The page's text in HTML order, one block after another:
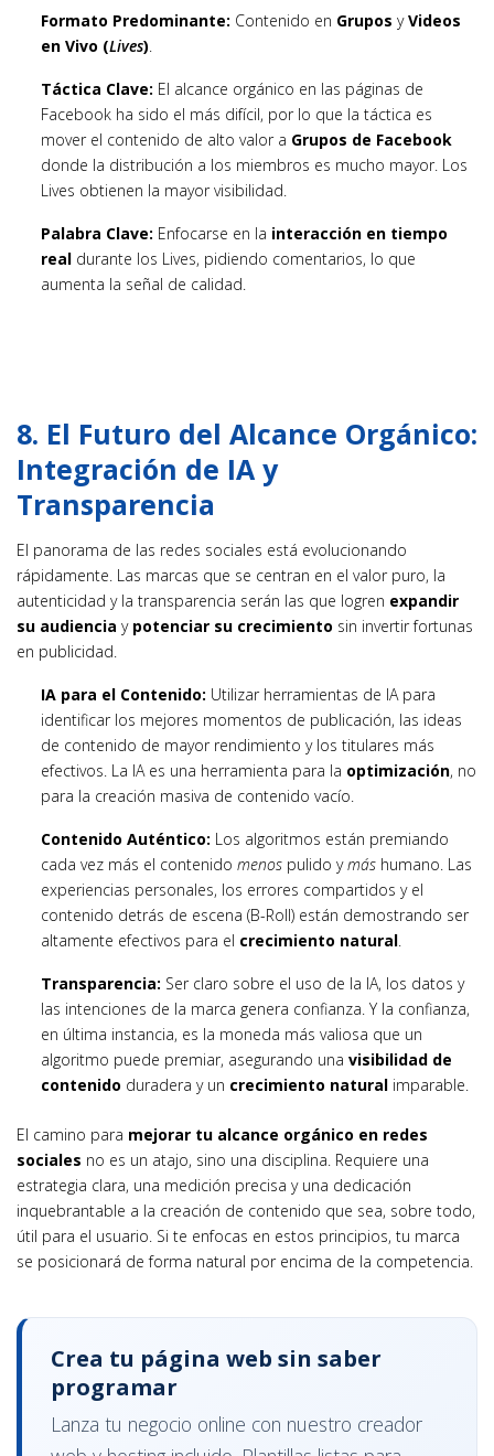
Formato Predominante: Contenido en Grupos yVideos
en Vivo (Lives).
Táctica Clave: El alcance orgánico en las páginas de
Facebook ha sido el más difícil, por lo que la táctica es
mover el contenido de alto valor a Grupos de Facebook
donde la distribución a los miembros es mucho mayor. Los
Lives obtienen la mayor visibilidad.
Palabra Clave: Enfocarse en la interacción en tiempo
real durante los Lives, pidiendo comentarios, lo que
aumenta la señal de calidad.
8. El Futuro del Alcance Orgánico:
Integración de IA y
Transparencia
El panorama de las redes sociales está evolucionando
rápidamente. Las marcas que se centran en el valor puro, la
autenticidad y la transparencia serán las que logren expandir
su audiencia y potenciar su crecimiento sin invertir fortunas
en publicidad.
IA para el Contenido: Utilizar herramientas de IA para
identificar los mejores momentos de publicación, las ideas
de contenido de mayor rendimiento y los titulares más
efectivos. La IA es una herramienta para la optimización, no
para la creación masiva de contenido vacío.
Contenido Auténtico: Los algoritmos están premiando
cada vez más el contenidomenos pulido ymás humano. Las
experiencias personales, los errores compartidos y el
contenido detrás de escena (B-Roll) están demostrando ser
altamente efectivos para el crecimiento natural.
Transparencia: Ser claro sobre el uso de la IA, los datos y
las intenciones de la marca genera confianza. Y la confianza,
en última instancia, es la moneda más valiosa que un
algoritmo puede premiar, asegurando unavisibilidad de
contenido duradera y un crecimiento natural imparable.
El camino para mejorar tu alcance orgánico en redes
sociales no es un atajo, sino una disciplina. Requiere una
estrategia clara, una medición precisa y una dedicación
inquebrantable a la creación de contenido que sea, sobre todo,
útil para el usuario. Si te enfocas en estos principios, tu marca
se posicionará de forma natural por encima de la competencia.
Crea tu página web sin saber
programar
Lanza tu negocio online con nuestro creador